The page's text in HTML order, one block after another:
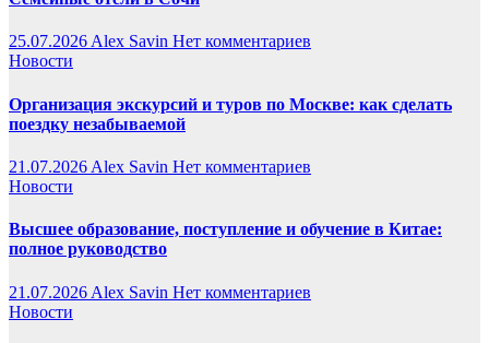
25.07.2026Alex Savin Нет комментариев
Новости
Организация экскурсий и туров по Москве: как сделать
поездку незабываемой
21.07.2026 Alex Savin Нет комментариев
Новости
Высшее образование, поступление и обучение в Китае:
полное руководство
21.07.2026 Alex Savin Нет комментариев
Новости